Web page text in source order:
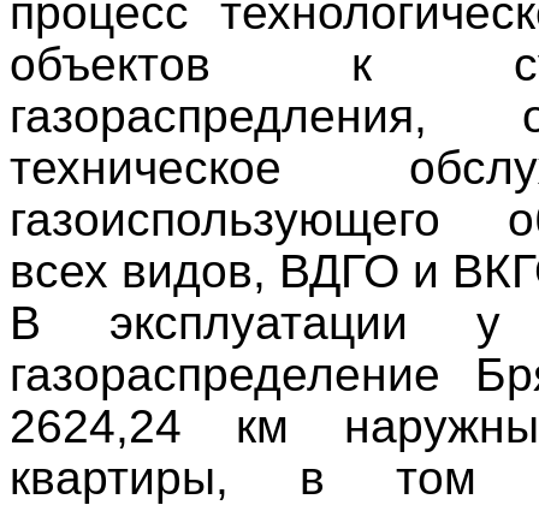
процесс
объектов к
газораспредления,
техническое
газоиспользующего
всех видов, ВДГО и
В эксплуатации
газораспределение
2624,24 км
квартиры, в том